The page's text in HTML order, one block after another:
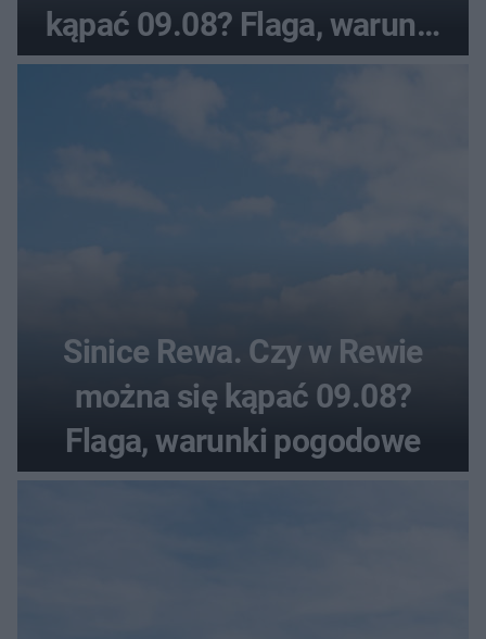
kąpać 09.08? Flaga, warunki
pogodowe
Sinice Rewa. Czy w Rewie
można się kąpać 09.08?
Flaga, warunki pogodowe